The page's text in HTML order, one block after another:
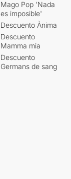
Mago Pop 'Nada
es imposible'
Descuento Ànima
Descuento
Mamma mia
Descuento
Germans de sang